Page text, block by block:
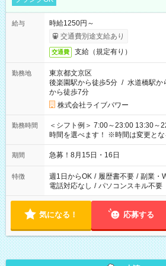
給与
時給1250円～
交通費別途支給あり
交通費 支給（規定有り）
勤務地
東京都文京区
後楽園駅から徒歩5分 / 水道橋駅か
から徒歩7分
株式会社ライブパワー
勤務時間
＜シフト例＞ 7:00～23:00 13:30～22:00 上記の時間か
時間を選べます！ ※時間は変更と
期間 急募！8月15日・16日
特徴 週1日からOK / 履歴書不要 / 副業・
電話対応なし / パソコンスキル不要
気になる！ 応募する